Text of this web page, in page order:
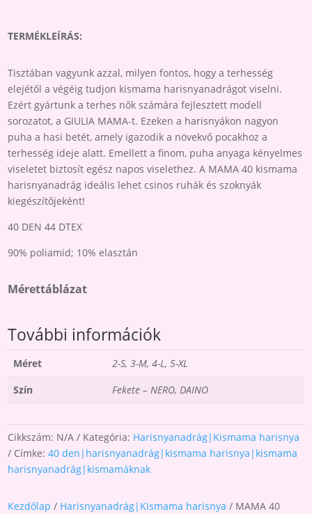
TERMÉKLEÍRÁS:
Tisztában vagyunk azzal, milyen fontos, hogy a terhesség
elejétől a végéig tudjon kismama harisnyanadrágot viselni.
Ezért gyártunk a terhes nők számára fejlesztett modell
sorozatot, a GIULIA MAMA-t. Ezeken a harisnyákon nagyon
puha a hasi betét, amely igazodik a növekvő pocakhoz a
terhesség ideje alatt. Emellett a finom, puha anyaga kényelmes
viseletet biztosít egész napos viselethez. A MAMA 40 kismama
harisnyanadrág ideális lehet csinos ruhák és szoknyák
kiegészítőjeként!
40 DEN 44 DTEX
90% poliamid; 10% elasztán
Mérettáblázat
További információk
Méret
2-S, 3-M, 4-L, 5-XL
Szín
Fekete – NERO, DAINO
Cikkszám: N/A Kategória: Harisnyanadrág|Kismama harisnya
Címke:40 den|harisnyanadrág|kismama harisnya|kismama
harisnyanadrág|kismamáknak
Kezdőlap / Harisnyanadrág|Kismama harisnya / MAMA 40